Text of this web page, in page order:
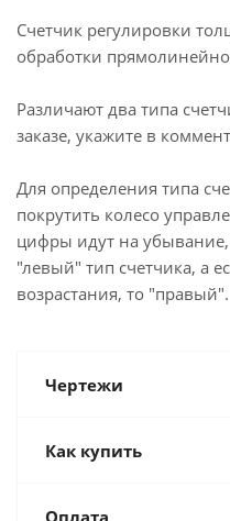
Счетчик регулировки
обработки
Различают два типа
заказе, укажите в
Для определения типа
покрутить колесо
цифры идут на убывание,
"левый" тип счетчика, а
возрастания, то "правый".
Чертежи
Как купить
Оплата